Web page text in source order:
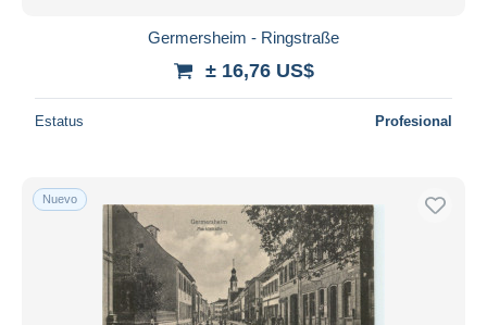
Germersheim - Ringstraße
± 16,76 US$
Estatus Profesional
Nuevo